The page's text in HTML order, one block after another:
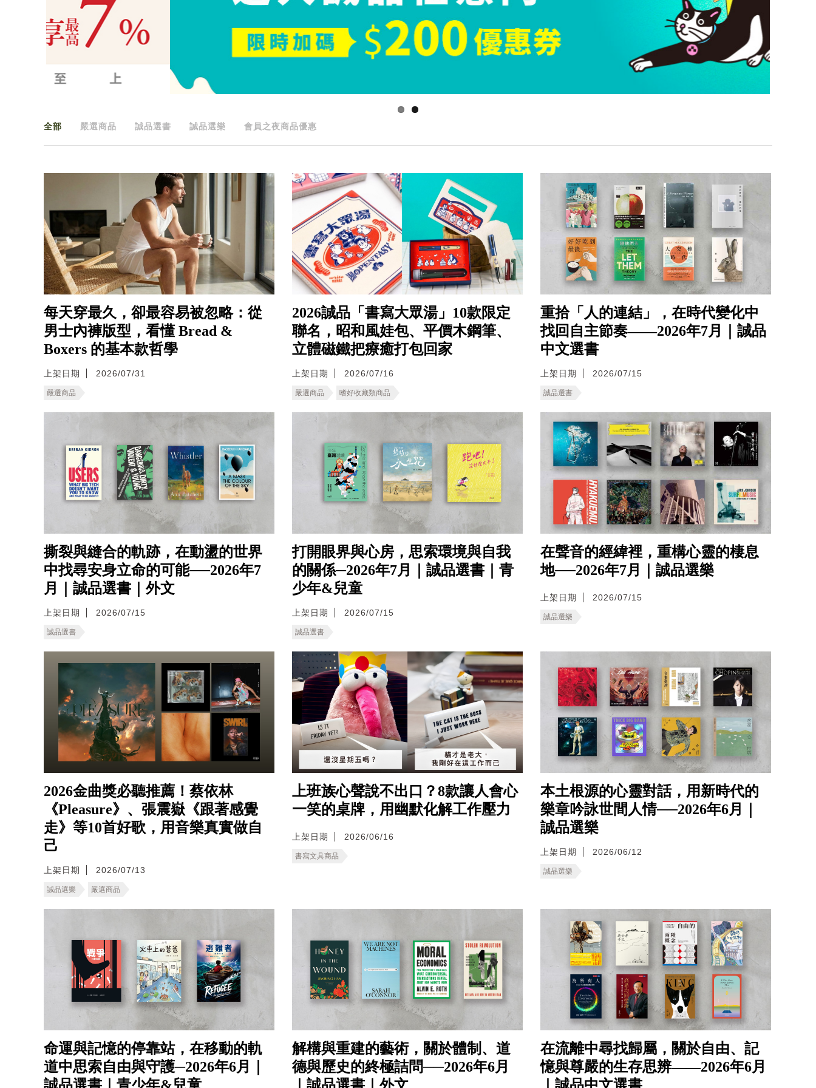
全部 嚴選商品 誠品選書 誠品選樂 會員之夜商品優惠
每天穿最久，卻最容易被忽略：從
男士內褲版型，看懂 Bread &
Boxers 的基本款哲學
上架日期 2026/07/31
嚴選商品
2026誠品「書寫大眾湯」10款限定
聯名，昭和風娃包、平價木鋼筆、
立體磁鐵把療癒打包回家
上架日期 2026/07/16
嚴選商品 嗜好收藏類商品
重拾「人的連結」，在時代變化中
找回自主節奏——2026年7月｜誠品
中文選書
上架日期 2026/07/15
誠品選書
撕裂與縫合的軌跡，在動盪的世界
中找尋安身立命的可能──2026年7
月｜誠品選書｜外文
上架日期 2026/07/15
誠品選書
打開眼界與心房，思索環境與自我
的關係─2026年7月｜誠品選書｜青
少年&兒童
上架日期 2026/07/15
誠品選書
在聲音的經緯裡，重構心靈的棲息
地──2026年7月｜誠品選樂
上架日期 2026/07/15
誠品選樂
2026金曲獎必聽推薦！蔡依林
《Pleasure》、張震嶽《跟著感覺
走》等10首好歌，用音樂真實做自
己
上架日期 2026/07/13
誠品選樂 嚴選商品
上班族心聲說不出口？8款讓人會心
一笑的桌牌，用幽默化解工作壓力
上架日期 2026/06/16
書寫文具商品
本土根源的心靈對話，用新時代的
樂章吟詠世間人情──2026年6月｜
誠品選樂
上架日期 2026/06/12
誠品選樂
命運與記憶的停靠站，在移動的軌
道中思索自由與守護─2026年6月｜
解構與重建的藝術，關於體制、道
德與歷史的終極詰問──2026年6月
在流離中尋找歸屬，關於自由、記
憶與尊嚴的生存思辨——2026年6月